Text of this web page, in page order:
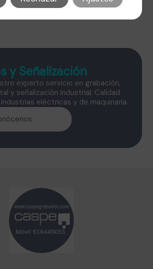
y Señalización
experto servicio en grabación,
y señalización industrial. Calidad
eléctricas y de maquinaria.